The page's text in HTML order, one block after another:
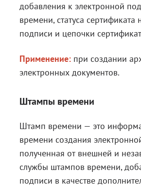
добавления к электронной
времени, статуса
подписи и цепочки
Применение: при создании
электронных документов.
Штампы времени
Штамп времени — это
времени создания
полученная от внешней и
службы штампов времени,
подписи в качестве